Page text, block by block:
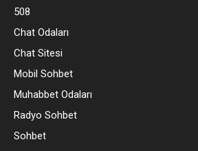
508
Chat Odaları
Chat Sitesi
Mobil Sohbet
Muhabbet Odaları
Radyo Sohbet
Sohbet